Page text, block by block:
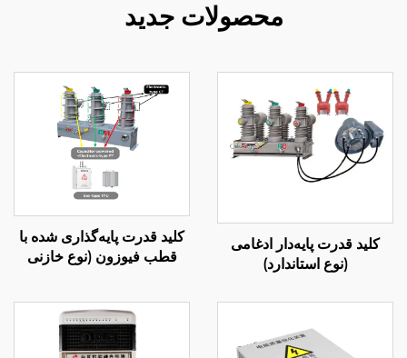
محصولات جدید
کلید قدرت پایه‌دار ادغامی
(نوع استاندارد)
کلید قدرت پایه‌گذاری شده با
قطب فیوزون (نوع خازنی